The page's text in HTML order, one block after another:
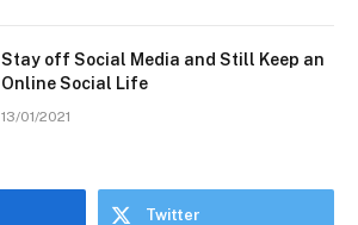
Stay off Social Media and Still Keep an
Online Social Life
13/01/2021
Twitter